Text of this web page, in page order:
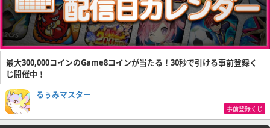
最大300,000コインのGame8コインが当たる！30秒で引ける事前登録く
じ開催中！
るぅみマスター
事前登録くじ